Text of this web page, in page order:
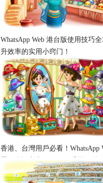
WhatsApp Web 港台版使用技巧
升效率的实用小窍门！
香港、台灣用戶必看！WhatsApp
置同步設定完整教學｜手機、電
使用指南